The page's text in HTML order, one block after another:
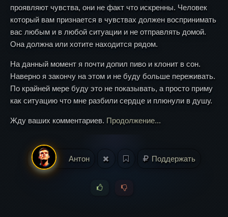
проявляют чувства, они не факт что искренны. Человек
который вам признается в чувствах должен воспринимать
вас любым и в любой ситуации и не отправлять домой.
Она должна или хотите находится рядом.
На данный момент я почти допил пиво и клонит в сон.
Наверно я закончу на этом и не буду больше переживать.
По крайней мере буду это не показывать, а просто приму
как ситуацию что мне разбили сердце и плюнули в душу.
Жду ваших комментариев. Продолжение...
Антон Поддержать